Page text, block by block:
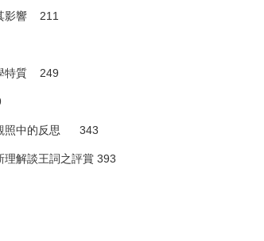
影響 211
特質 249
觀照中的反思 343
理解談王詞之評賞 393